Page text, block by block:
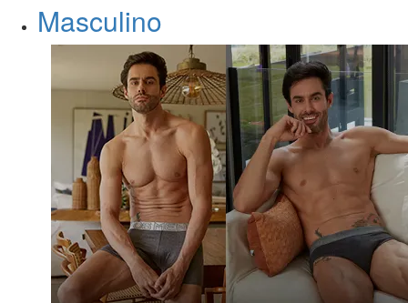
Masculino